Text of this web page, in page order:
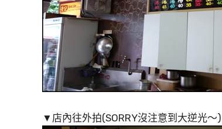
▼店內往外拍(SORRY沒注意到大逆光～)